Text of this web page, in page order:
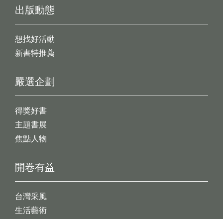
出版動態
想找好活動
新書特推薦
開卷有益
台灣采風
生活藝術
嚴選企劃
得獎好書
主題書展
焦點人物